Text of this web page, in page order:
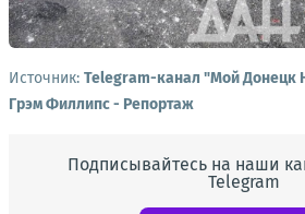
Источник: Telegram-канал "Мой Донецк
Грэм Филлипс - Репортаж
Подписывайтесь на наши
Telegram